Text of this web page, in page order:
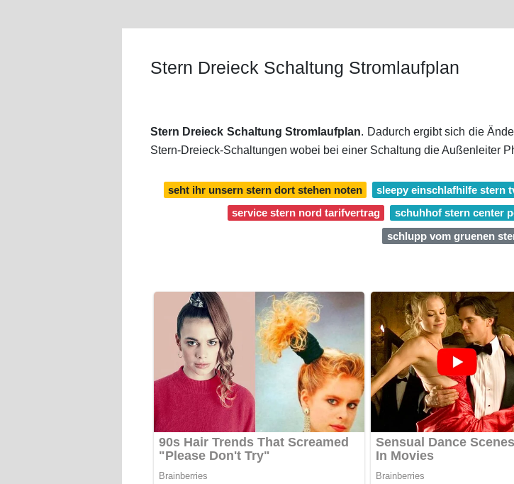
Stern Dreieck Schaltung Stromlaufplan
Stern Dreieck Schaltung Stromlaufplan. Dadurch ergibt sich die
Stern-Dreieck-Schaltungen wobei bei einer Schaltung die Außenleiter
seht ihr unsern stern dort stehen noten sleepy einschlafhilfe stern
service stern nord tarifvertrag
schuhhof stern center
schlupp vom gruenen